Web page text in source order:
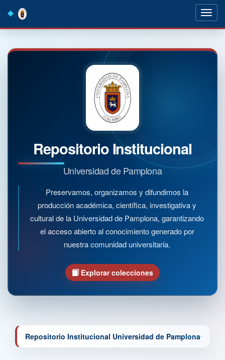
navigation
Repositorio Institucional
Universidad de Pamplona
Preservamos, organizamos y difundimos la
producción académica, científica, investigativa y
cultural de la Universidad de Pamplona, garantizando
el acceso abierto al conocimiento generado por
nuestra comunidad universitaria.
Explorar colecciones
Repositorio Institucional Universidad de Pamplona